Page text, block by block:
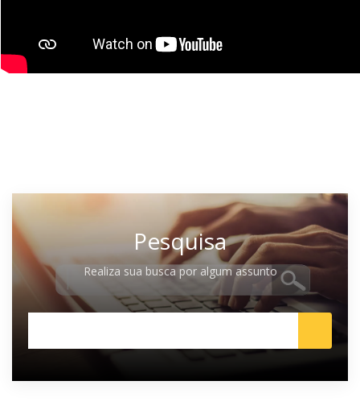
Pesquisa
Realiza sua busca por algum assunto